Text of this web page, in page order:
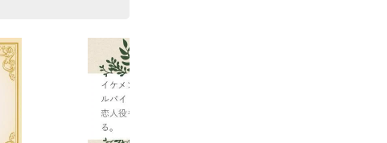
。